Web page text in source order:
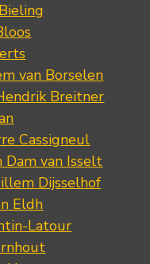
van Borselen
Breitner
Cassigneul
Dam van Isselt
Dijsselhof
Eldh
Latour